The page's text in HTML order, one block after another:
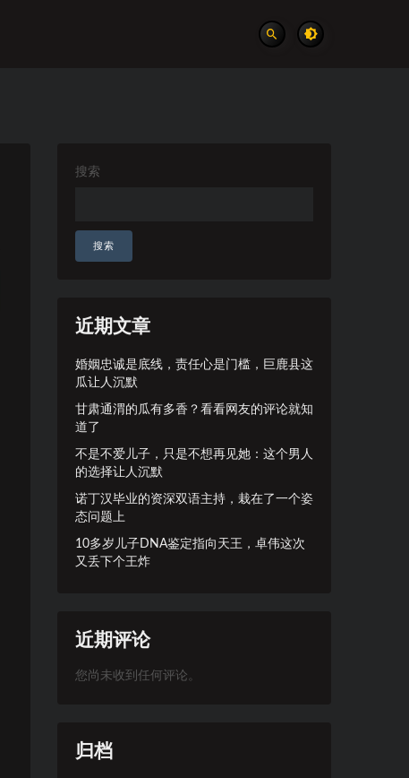
搜索
搜索
近期文章
婚姻忠诚是底线，责任心是门槛，巨鹿县这
瓜让人沉默
甘肃通渭的瓜有多香？看看网友的评论就知
道了
不是不爱儿子，只是不想再见她：这个男人
的选择让人沉默
诺丁汉毕业的资深双语主持，栽在了一个姿
态问题上
10多岁儿子DNA鉴定指向天王，卓伟这次
又丢下个王炸
近期评论
您尚未收到任何评论。
归档